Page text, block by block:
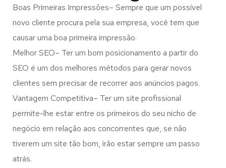
Boas Primeiras Impressões– Sempre que um possível
novo cliente procura pela sua empresa, você tem que
causar uma boa primeira impressão.
Melhor SEO– Ter um bom posicionamento a partir do
SEO é um dos melhores métodos para gerar novos
clientes sem precisar de recorrer aos anúncios pagos.
Vantagem Competitiva– Ter um site profissional
permite-lhe estar entre os primeiros do seu nicho de
negócio em relação aos concorrentes que, se não
tiverem um site tão bom, irão estar sempre um passo
atrás.